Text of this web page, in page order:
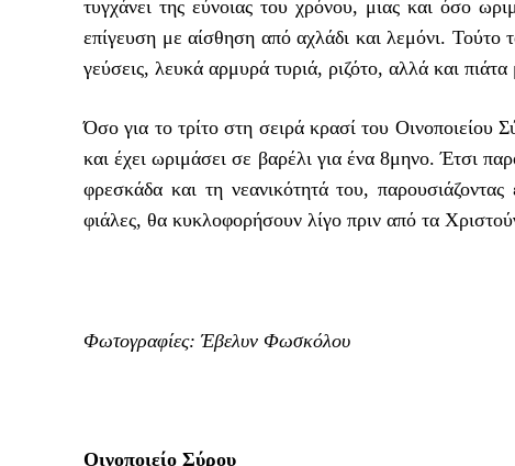
τυγχάνει της εύνοιας του χρόνου, μιας και όσο
επίγευση με αίσθηση από αχλάδι και λεμόνι. Τούτο
γεύσεις, λευκά αρμυρά τυριά, ριζότο, αλλά και
Όσο για το τρίτο στη σειρά κρασί του Οινοποιείου
και έχει ωριμάσει σε βαρέλι για ένα 8μηνο. Έτσι
φρεσκάδα και τη νεανικότητά του,
φιάλες, θα κυκλοφορήσουν λίγο πριν από τα
Φωτογραφίες: Έβελυν Φωσκόλου
Οινοποιείο Σύρου